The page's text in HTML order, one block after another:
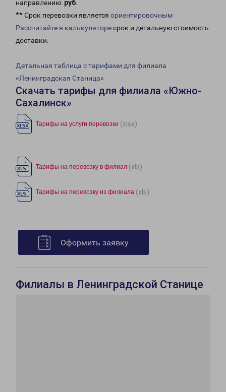
направлению: руб.
** Срок перевозки является ориентировочным
Рассчитайте в калькуляторесрок и детальную стоимость
доставки.
Детальная таблица с тарифами для филиала
«Ленинградская Станица»
Скачать тарифы для филиала «Южно-
Сахалинск»
Тарифы на услуги перевозки (xlsx)
Тарифы на перевозку в филиал (xls)
Тарифы на перевозку из филиала (xls)
Оформить заявку
Филиалы в Ленинградской Станице